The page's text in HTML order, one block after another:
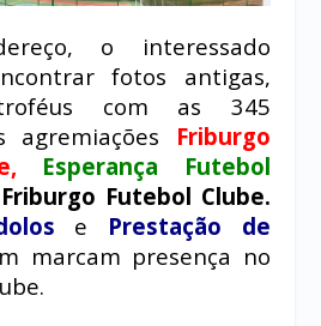
o interessado
fotos antigas,
com as 345
agremiações
Friburgo
Esperança Futebol
Futebol Clube.
e Prestação de
marcam presença no